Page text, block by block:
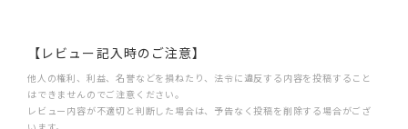
【レビュー記入時のご注意】
他人の権利、利益、名誉などを損ねたり、法令に違反する内容を投稿すること
はできませんのでご注意ください。
レビュー内容が不適切と判断した場合は、予告なく投稿を削除する場合がござ